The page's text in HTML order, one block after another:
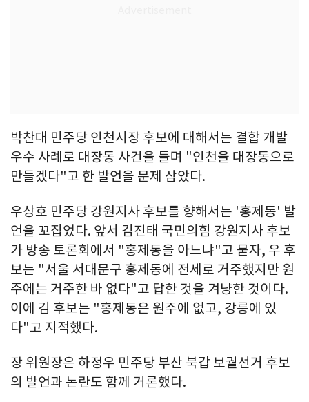
박찬대 민주당 인천시장 후보에 대해서는 결합 개발
우수 사례로 대장동 사건을 들며 "인천을 대장동으로
만들겠다"고 한 발언을 문제 삼았다.
우상호 민주당 강원지사 후보를 향해서는 '홍제동' 발
언을 꼬집었다. 앞서 김진태 국민의힘 강원지사 후보
가 방송 토론회에서 "홍제동을 아느냐"고 묻자, 우 후
보는 "서울 서대문구 홍제동에 전세로 거주했지만 원
주에는 거주한 바 없다"고 답한 것을 겨냥한 것이다.
이에 김 후보는 "홍제동은 원주에 없고, 강릉에 있
다"고 지적했다.
장 위원장은 하정우 민주당 부산 북갑 보궐선거 후보
의 발언과 논란도 함께 거론했다.